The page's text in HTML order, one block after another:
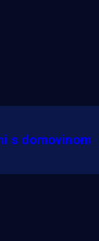
s domovinom